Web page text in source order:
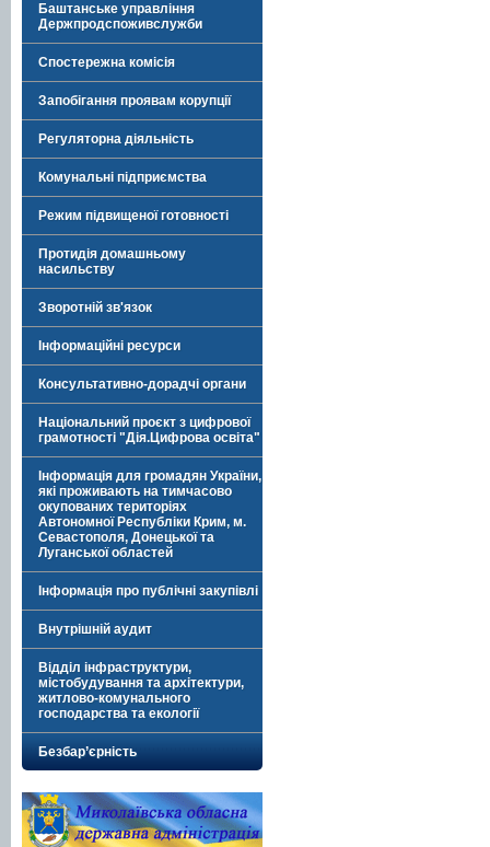
Баштанське управління
Держпродспоживслужби
Спостережна комісія
Запобігання проявам корупції
Регуляторна діяльність
Комунальні підприємства
Режим підвищеної готовності
Протидія домашньому
насильству
Зворотній зв'язок
Інформаційні ресурси
Консультативно-дорадчі органи
Національний проєкт з цифрової
грамотності "Дія.Цифрова освіта"
Інформація для громадян України,
які проживають на тимчасово
окупованих територіях
Автономної Республіки Крим, м.
Севастополя, Донецької та
Луганської областей
Інформація про публічні закупівлі
Внутрішній аудит
Відділ інфраструктури,
містобудування та архітектури,
житлово-комунального
господарства та екології
Безбар’єрність